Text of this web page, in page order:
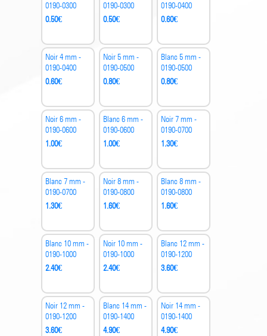
0190-0300
0.50€
0190-0300
0.50€
0190-0400
0.60€
Noir 4 mm -
0190-0400
0.60€
Noir 5 mm -
0190-0500
0.80€
Blanc 5 mm -
0190-0500
0.80€
Noir 6 mm -
0190-0600
1.00€
Blanc 6 mm -
0190-0600
1.00€
Noir 7 mm -
0190-0700
1.30€
Blanc 7 mm -
0190-0700
1.30€
Noir 8 mm -
0190-0800
1.60€
Blanc 8 mm -
0190-0800
1.60€
Blanc 10 mm -
0190-1000
2.40€
Noir 10 mm -
0190-1000
2.40€
Blanc 12 mm -
0190-1200
3.60€
Noir 12 mm -
0190-1200
3.60€
Blanc 14 mm -
0190-1400
4.90€
Noir 14 mm -
0190-1400
4.90€